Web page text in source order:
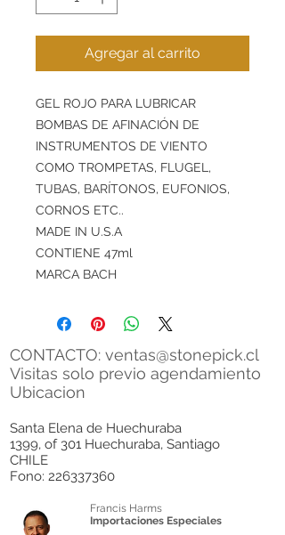
Agregar al carrito
GEL ROJO PARA LUBRICAR
BOMBAS DE AFINACIÓN DE
INSTRUMENTOS DE VIENTO
COMO TROMPETAS, FLUGEL,
TUBAS, BARÍTONOS, EUFONIOS,
CORNOS ETC..
MADE IN U.S.A
CONTIENE 47ml
MARCA BACH
CONTACTO: ventas@stonepick.cl
Visitas solo previo agendamiento
Ubicacion
Santa Elena de Huechuraba
1399, of 301 Huechuraba, Santiago
CHILE
Fono: 226337360
Francis Harms
Importaciones Especiales